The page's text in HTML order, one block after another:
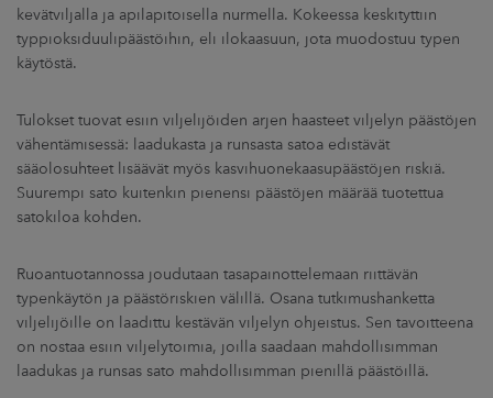
kevätviljalla ja apilapitoisella nurmella. Kokeessa keskityttiin
typpioksiduulipäästöihin, eli ilokaasuun, jota muodostuu typen
käytöstä.
Tulokset tuovat esiin viljelijöiden arjen haasteet viljelyn päästöjen
vähentämisessä: laadukasta ja runsasta satoa edistävät
sääolosuhteet lisäävät myös kasvihuonekaasupäästöjen riskiä.
Suurempi sato kuitenkin pienensi päästöjen määrää tuotettua
satokiloa kohden.
Ruoantuotannossa joudutaan tasapainottelemaan riittävän
typenkäytön ja päästöriskien välillä. Osana tutkimushanketta
viljelijöille on laadittu kestävän viljelyn ohjeistus. Sen tavoitteena
on nostaa esiin viljelytoimia, joilla saadaan mahdollisimman
laadukas ja runsas sato mahdollisimman pienillä päästöillä.